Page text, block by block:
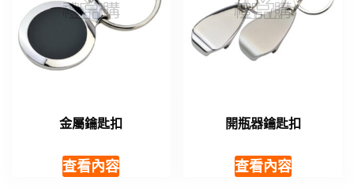
金屬鑰匙扣
查看內容
開瓶器鑰匙扣
查看內容